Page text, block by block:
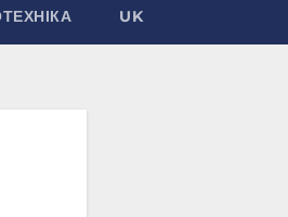
UK